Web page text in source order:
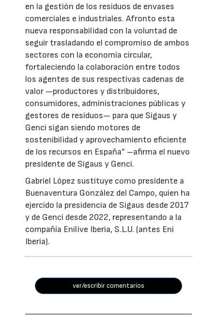
en la gestión de los residuos de envases
comerciales e industriales. Afronto esta
nueva responsabilidad con la voluntad de
seguir trasladando el compromiso de ambos
sectores con la economía circular,
fortaleciendo la colaboración entre todos
los agentes de sus respectivas cadenas de
valor —productores y distribuidores,
consumidores, administraciones públicas y
gestores de residuos— para que Sigaus y
Genci sigan siendo motores de
sostenibilidad y aprovechamiento eficiente
de los recursos en España” –afirma el nuevo
presidente de Sigaus y Genci.
Gabriel López sustituye como presidente a
Buenaventura González del Campo, quien ha
ejercido la presidencia de Sigaus desde 2017
y de Genci desde 2022, representando a la
compañía Enilive Iberia, S.L.U. (antes Eni
Iberia).
ver/escribir comentarios